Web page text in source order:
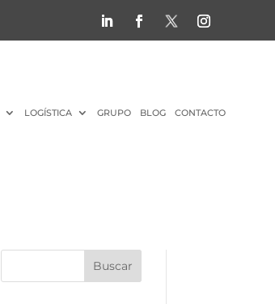
LOGÍSTICA GRUPO BLOG CONTACTO